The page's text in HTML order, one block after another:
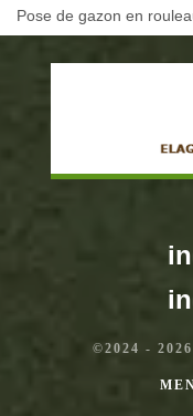
Pose de gazon en
©2024 -